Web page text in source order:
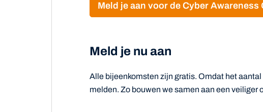
Meld je aan voor de Cyber Awareness
Meld je nu aan
Alle bijeenkomsten zijn gratis. Omdat het
melden. Zo bouwen we samen aan een